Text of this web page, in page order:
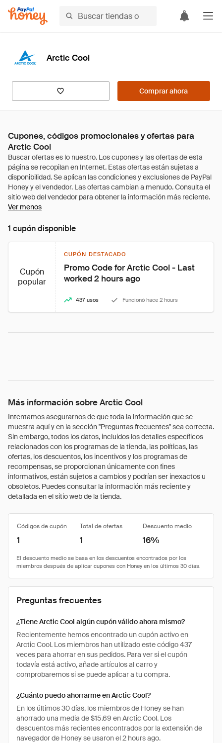
Arctic Cool
Comprar ahora
Cupones, códigos promocionales y ofertas para
Arctic Cool
Ver menos
1 cupón disponible
Cupón
popular
CUPÓN DESTACADO
Promo Code for Arctic Cool - Last
worked 2 hours ago
437 usos Funcionó hace 2 hours
Más información sobre Arctic Cool
Intentamos asegurarnos de que toda la información que se
muestra aquí y en la sección "Preguntas frecuentes" sea correcta.
Sin embargo, todos los datos, incluidos los detalles específicos
relacionados con los programas de la tienda, las políticas, las
ofertas, los descuentos, los incentivos y los programas de
recompensas, se proporcionan únicamente con fines
informativos, están sujetos a cambios y podrían ser inexactos u
obsoletos. Puedes consultar la información más reciente y
detallada en el sitio web de la tienda.
Códigos de cupón Total de ofertas Descuento medio
1 1 16%
Preguntas frecuentes
¿Tiene Arctic Cool algún cupón válido ahora mismo?
Recientemente hemos encontrado un cupón activo en
Arctic Cool. Los miembros han utilizado este código 437
veces para ahorrar en sus pedidos. Para ver si el cupón
todavía está activo, añade artículos al carro y
comprobaremos si se puede aplicar a tu compra.
¿Cuánto puedo ahorrarme en Arctic Cool?
En los últimos 30 días, los miembros de Honey se han
ahorrado una media de $15.69 en Arctic Cool. Los
descuentos más recientes encontrados por la extensión de
navegador de Honey se usaron el 2 hours ago.